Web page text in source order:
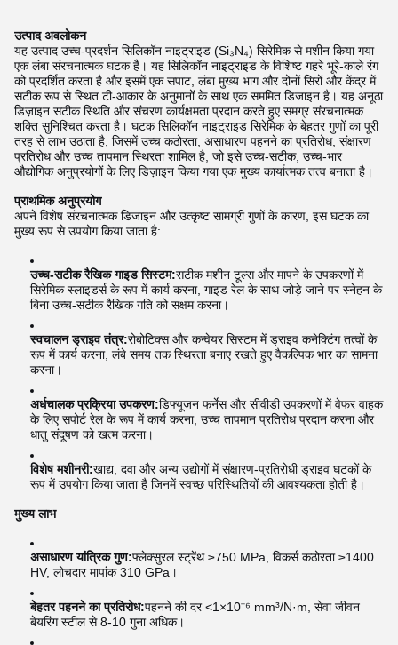
उत्पाद अवलोकन
यह उत्पाद उच्च-प्रदर्शन सिलिकॉन नाइट्राइड (Si₃N₄) सिरेमिक से मशीन किया गया
एक लंबा संरचनात्मक घटक है। यह सिलिकॉन नाइट्राइड के विशिष्ट गहरे भूरे-काले रंग
को प्रदर्शित करता है और इसमें एक सपाट, लंबा मुख्य भाग और दोनों सिरों और केंद्र में
सटीक रूप से स्थित टी-आकार के अनुमानों के साथ एक सममित डिजाइन है। यह अनूठा
डिज़ाइन सटीक स्थिति और संचरण कार्यक्षमता प्रदान करते हुए समग्र संरचनात्मक
शक्ति सुनिश्चित करता है। घटक सिलिकॉन नाइट्राइड सिरेमिक के बेहतर गुणों का पूरी
तरह से लाभ उठाता है, जिसमें उच्च कठोरता, असाधारण पहनने का प्रतिरोध, संक्षारण
प्रतिरोध और उच्च तापमान स्थिरता शामिल है, जो इसे उच्च-सटीक, उच्च-भार
औद्योगिक अनुप्रयोगों के लिए डिज़ाइन किया गया एक मुख्य कार्यात्मक तत्व बनाता है।
प्राथमिक अनुप्रयोग
अपने विशेष संरचनात्मक डिजाइन और उत्कृष्ट सामग्री गुणों के कारण, इस घटक का
मुख्य रूप से उपयोग किया जाता है:
उच्च-सटीक रैखिक गाइड सिस्टम:सटीक मशीन टूल्स और मापने के उपकरणों में
सिरेमिक स्लाइडर्स के रूप में कार्य करना, गाइड रेल के साथ जोड़े जाने पर स्नेहन के
बिना उच्च-सटीक रैखिक गति को सक्षम करना।
स्वचालन ड्राइव तंत्र:रोबोटिक्स और कन्वेयर सिस्टम में ड्राइव कनेक्टिंग तत्वों के
रूप में कार्य करना, लंबे समय तक स्थिरता बनाए रखते हुए वैकल्पिक भार का सामना
करना।
अर्धचालक प्रक्रिया उपकरण:डिफ्यूजन फर्नेस और सीवीडी उपकरणों में वेफर वाहक
के लिए सपोर्ट रेल के रूप में कार्य करना, उच्च तापमान प्रतिरोध प्रदान करना और
धातु संदूषण को खत्म करना।
विशेष मशीनरी:खाद्य, दवा और अन्य उद्योगों में संक्षारण-प्रतिरोधी ड्राइव घटकों के
रूप में उपयोग किया जाता है जिनमें स्वच्छ परिस्थितियों की आवश्यकता होती है।
मुख्य लाभ
असाधारण यांत्रिक गुण:फ्लेक्सुरल स्ट्रेंथ ≥750 MPa, विकर्स कठोरता ≥1400
HV, लोचदार मापांक 310 GPa।
बेहतर पहनने का प्रतिरोध:पहनने की दर <1×10⁻⁶ mm³/N·m, सेवा जीवन
बेयरिंग स्टील से 8-10 गुना अधिक।